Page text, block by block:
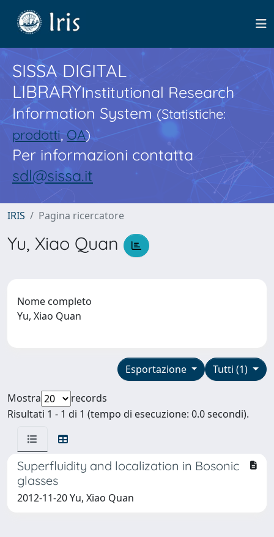
SISSA DIGITAL
LIBRARYInstitutional Research
Information System(Statistiche:
prodotti,OA)
Per informazioni contatta
sdl@sissa.it
IRIS Pagina ricercatore
Yu, Xiao Quan
Nome completo
Yu, Xiao Quan
Tutti (1)
Esportazione
Mostra
records
Risultati 1 - 1 di 1 (tempo di esecuzione: 0.0 secondi).
Superfluidity and localization in Bosonic
glasses
2012-11-20 Yu, Xiao Quan